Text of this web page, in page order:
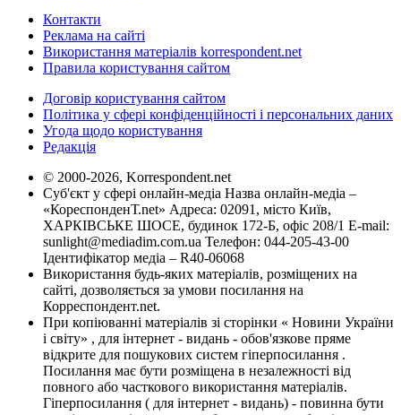
Контакти
Реклама на сайті
Використання матеріалів korrespondent.net
Правила користування сайтом
Договір користування сайтом
Політика у сфері конфіденційності і персональних даних
Угода щодо користування
Редакція
© 2000-2026, Korrespondent.net
Суб'єкт у сфері онлайн-медіа Назва онлайн-медіа –
«КореспонденТ.net» Адреса: 02091, місто Київ,
ХАРКІВСЬКЕ ШОСЕ, будинок 172-Б, офіс 208/1 E-mail:
sunlight@mediadim.com.ua Телефон: 044-205-43-00
Ідентифікатор медіа – R40-06068
Використання будь-яких матеріалів, розміщених на
сайті, дозволяється за умови посилання на
Корреспондент.net.
При копіюванні матеріалів зі сторінки « Новини України
і світу» , для інтернет - видань - обов'язкове пряме
відкрите для пошукових систем гіперпосилання .
Посилання має бути розміщена в незалежності від
повного або часткового використання матеріалів.
Гіперпосилання ( для інтернет - видань) - повинна бути